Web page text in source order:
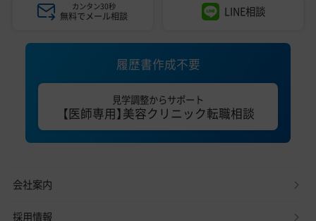
カンタン30秒
無料でメール相談 LINE相談
履歴書作成不要
見学調整からサポート
【医師専用】美容クリニック転職相談
会社案内
採用情報